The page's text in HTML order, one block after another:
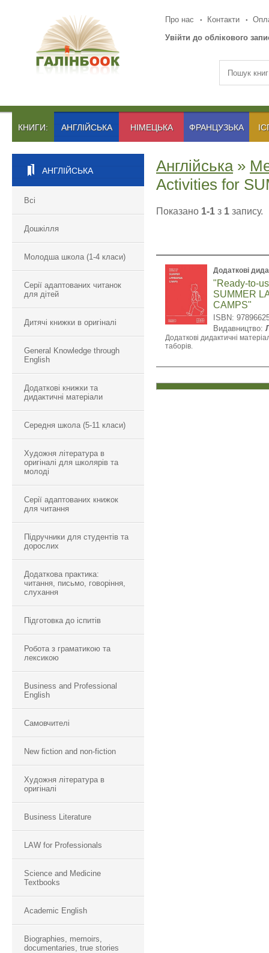
Про нас Контакти
Увійти до облікового
КНИГИ: АНГЛІЙСЬКА НІМЕЦЬКА ФРАНЦУЗЬКА
АНГЛІЙСЬКА
Всі
Дошкілля
Молодша школа (1-4 класи)
Серії адаптованих читанок
для дітей
Дитячі книжки в оригіналі
General Knowledge through
English
Додаткові книжки та
дидактичні матеріали
Середня школа (5-11 класи)
Художня література в
оригіналі для школярів та
молоді
Серії адаптованих книжок
для читання
Підручники для студентів та
дорослих
Додаткова практика:
читання, письмо, говоріння,
слухання
Підготовка до іспитів
Робота з граматикою та
лексикою
Business and Professional
English
Самовчителі
New fiction and non-fiction
Художня література в
оригіналі
Business Literature
LAW for Professionals
Science and Medicine
Textbooks
Academic English
Biographies, memoirs,
documentaries, true stories
Англійська»
Activities for
Показано 1-1 з 1 запису.
Додаткові
"Ready-to-
SUMMER
CAMPS"
ISBN:
Видавництво:
Додаткові дидактичні
таборів.